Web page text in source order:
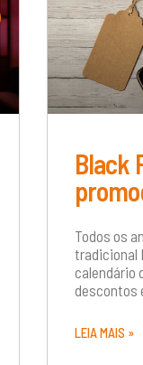
Black
Todos os
tradicional
calendário
descontos
LEIA MAIS »